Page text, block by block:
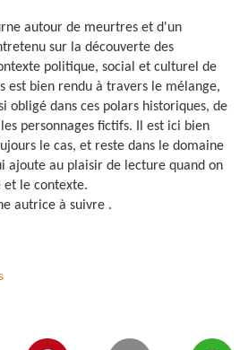
autour de meurtres et d'un
sur la découverte des
politique, social et culturel de
est bien rendu à travers le mélange,
obligé dans ces polars historiques, de
personnages fictifs. Il est ici bien
le cas, et reste dans le domaine
ajoute au plaisir de lecture quand on
et le contexte.
autrice à suivre .